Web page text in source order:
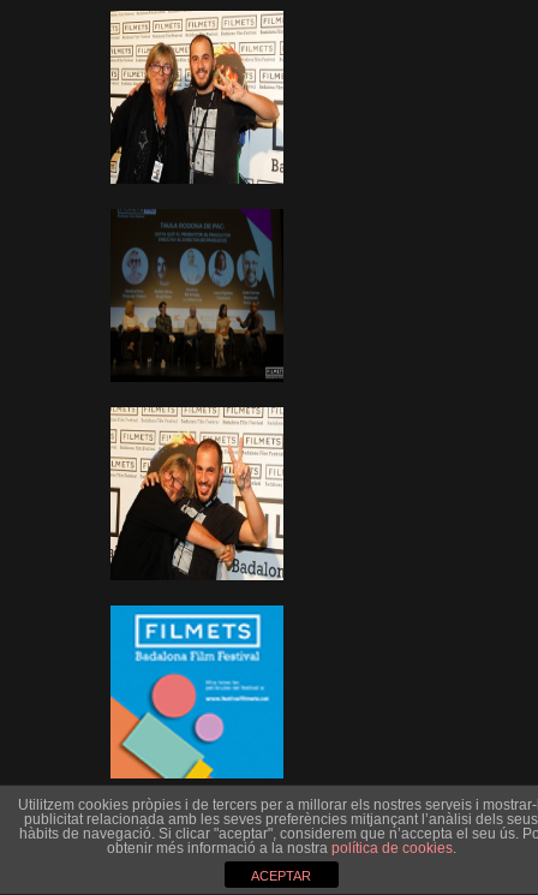
Utilitzem cookies pròpies i de tercers per a millorar els nostres serveis i
publicitat relacionada amb les seves preferències mitjançant l’anàlisi dels seus
hàbits de navegació. Si clicar "aceptar", considerem que n’accepta el seu ús.
obtenir més informació a la nostra política de cookies.
ACEPTAR